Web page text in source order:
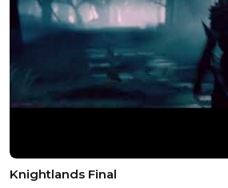
Knightlands Final